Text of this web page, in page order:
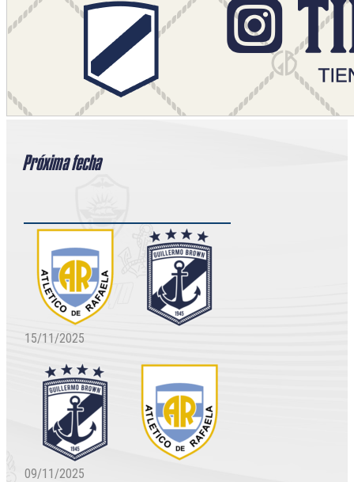
Próxima fecha
15/11/2025
09/11/2025